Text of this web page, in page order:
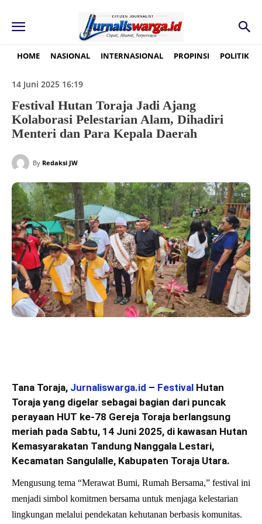
HOME NASIONAL INTERNASIONAL PROPINSI POLITIK
14 Juni 2025 16:19
Festival Hutan Toraja Jadi Ajang
Kolaborasi Pelestarian Alam, Dihadiri
Menteri dan Para Kepala Daerah
By Redaksi JW
Tana Toraja, Jurnaliswarga.id – Festival Hutan
Toraja yang digelar sebagai bagian dari puncak
perayaan HUT ke-78 Gereja Toraja berlangsung
meriah pada Sabtu, 14 Juni 2025, di kawasan Hutan
Kemasyarakatan Tandung Nanggala Lestari,
Kecamatan Sangulalle, Kabupaten Toraja Utara.
Mengusung tema “Merawat Bumi, Rumah Bersama,” festival ini
menjadi simbol komitmen bersama untuk menjaga kelestarian
lingkungan melalui pendekatan kehutanan berbasis komunitas.